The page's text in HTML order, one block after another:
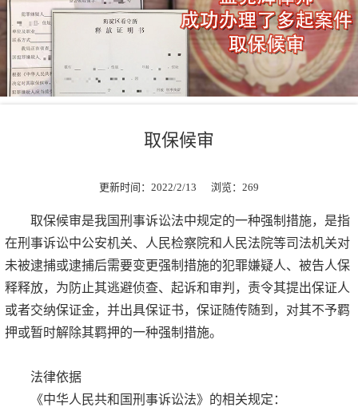
取保候审
更新时间：2022/2/13 浏览： 269
取保候审是我国刑事诉讼法中规定的一种强制措施，是指
在刑事诉讼中公安机关、人民检察院和人民法院等司法机关对
未被逮捕或逮捕后需要变更强制措施的犯罪嫌疑人、被告人保
释释放，为防止其逃避侦查、起诉和审判，责令其提出保证人
或者交纳保证金，并出具保证书，保证随传随到，对其不予羁
押或暂时解除其羁押的一种强制措施。
法律依据
《中华人民共和国刑事诉讼法》的相关规定：